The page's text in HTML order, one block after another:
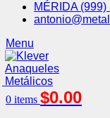
MÉRIDA
Menu
0 items $0.00